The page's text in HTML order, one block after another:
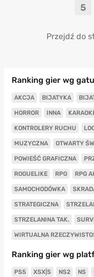
5
Przejdź do
Ranking gier wg
AKCJA BIJATYKA
HORROR INNA
KONTROLERY RUCHU
MUZYCZNA OTWARTY
POWIEŚĆ GRAFICZNA
ROGUELIKE RPG RPG
SAMOCHODÓWKA
STRATEGICZNA
STRZELANINA TAK.
WIRTUALNA
Ranking gier wg
PS5 XSX|S NS2 NS